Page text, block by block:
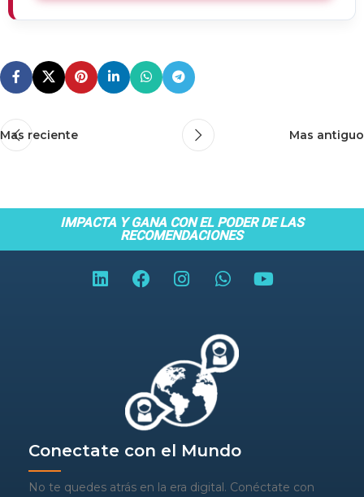
Mas reciente Mas antiguo
IMPACTA Y GANA CON EL PODER DE LAS
RECOMENDACIONES
Conectate con el Mundo
No te quedes atrás en la era digital. Conéctate con